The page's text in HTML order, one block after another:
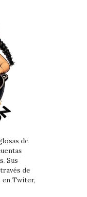
de
Sus
de
en Twiter,